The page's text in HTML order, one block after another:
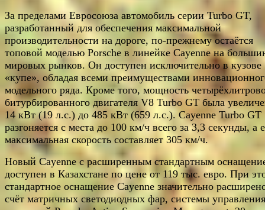
За пределами Евросоюза автомобиль серии Turbo GT,
разработанный для обеспечения максимальной
производительности на дороге, по-прежнему остаётся
топовой моделью Porsche в линейке Cayenne на
мировых рынков. Он доступен исключительно в кузове
«купе», обладая всеми преимуществами
модельного ряда. Кроме того, мощность
битурбированного двигателя V8 Turbo GT была
14 кВт (19 л.с.) до 485 кВт (659 л.с.). Cayenne Turbo GT
разгоняется с места до 100 км/ч всего за 3,3 секунды, а
максимальная скорость составляет 305 км/ч.
Новый Cayenne c расширенным стандартным
доступен в Казахстане по цене от 119 тыс. евро. При
стандартное оснащение Cayenne значительно
счёт матричных светодиодных фар, системы управления